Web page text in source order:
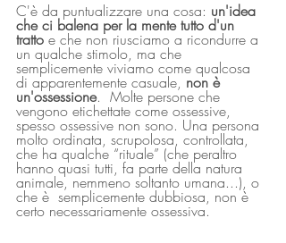
C'è da puntualizzare una cosa: un'idea
che ci balena per la mente tutto d'un
tratto e che non riusciamo a ricondurre a
un qualche stimolo, ma che
semplicemente viviamo come qualcosa
di apparentemente casuale, non è
un'ossessione.  Molte persone che
vengono etichettate come ossessive,
spesso ossessive non sono. Una persona
molto ordinata, scrupolosa, controllata,
che ha qualche “rituale” (che peraltro
hanno quasi tutti, fa parte della natura
animale, nemmeno soltanto umana...), o
che è  semplicemente dubbiosa, non è
certo necessariamente ossessiva.